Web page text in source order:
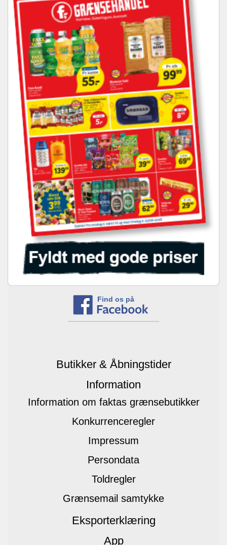
Find os på
Butikker & Åbningstider
Information
Information om faktas grænsebutikker
Konkurrenceregler
Impressum
Persondata
Toldregler
Grænsemail samtykke
Eksporterklæring
App